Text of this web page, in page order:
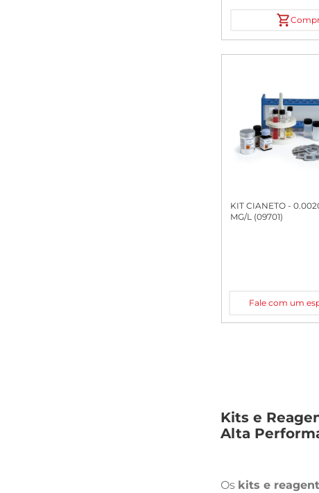
KIT CIANETO -
MG/L (09701)
Fale com um
Kits e
Alta
Os kits e